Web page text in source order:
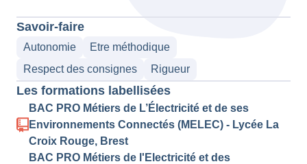
Savoir-faire
Autonomie
Etre méthodique
Respect des consignes
Rigueur
Les formations labellisées
BAC PRO Métiers de L’Électricité et de ses
Environnements Connectés (MELEC) - Lycée La
Croix Rouge, Brest
BAC PRO Métiers de l'Electricité et des